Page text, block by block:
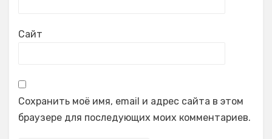
Сайт
Сохранить моё имя, email и адрес сайта в этом
браузере для последующих моих комментариев.